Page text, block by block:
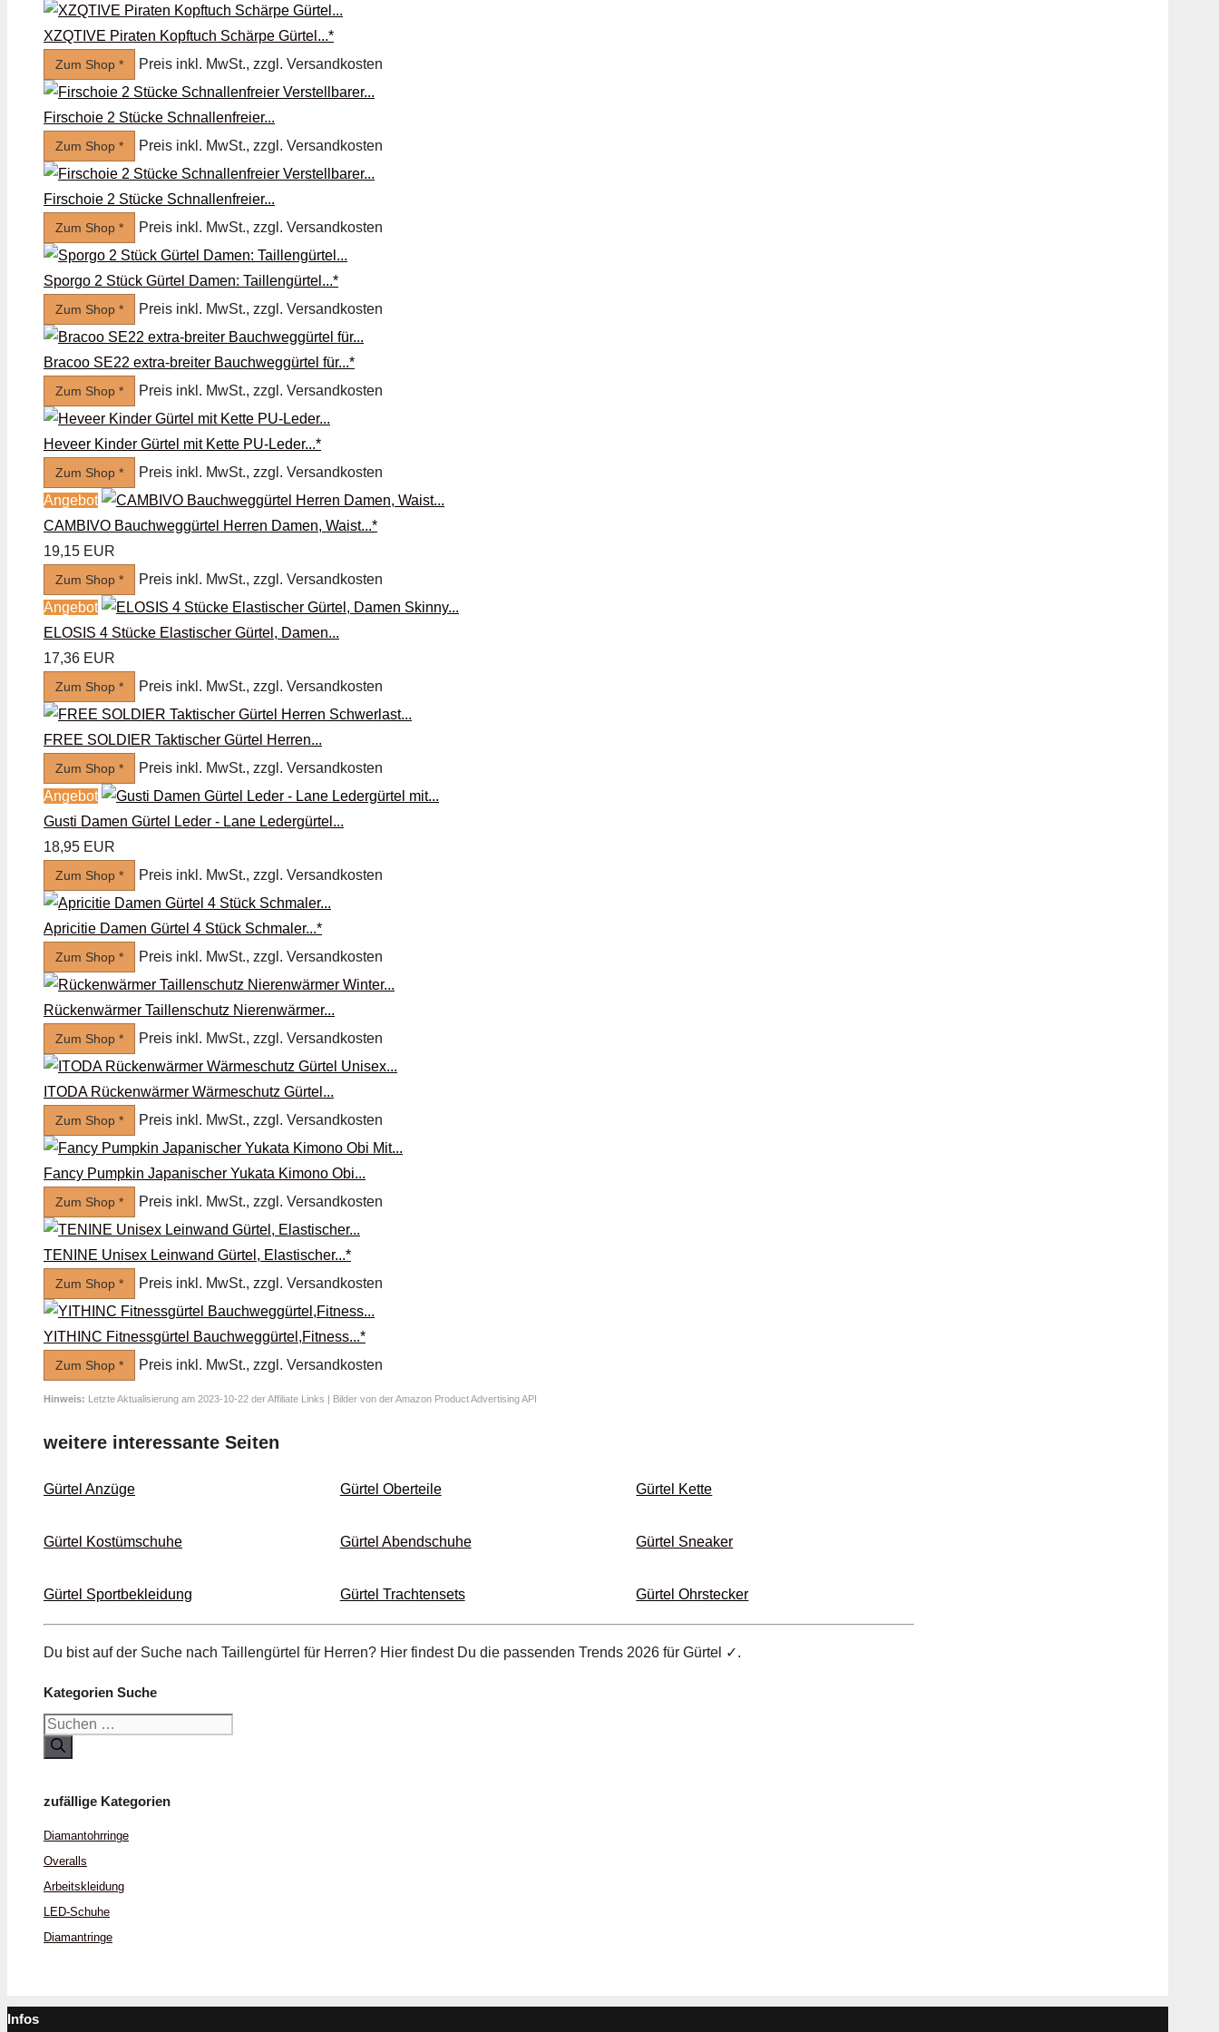
XZQTIVE Piraten Kopftuch Schärpe Gürtel...*
Zum Shop * Preis inkl. MwSt., zzgl. Versandkosten
Firschoie 2 Stücke Schnallenfreier...
Zum Shop * Preis inkl. MwSt., zzgl. Versandkosten
Firschoie 2 Stücke Schnallenfreier...
Zum Shop * Preis inkl. MwSt., zzgl. Versandkosten
Sporgo 2 Stück Gürtel Damen: Taillengürtel...*
Zum Shop * Preis inkl. MwSt., zzgl. Versandkosten
Bracoo SE22 extra-breiter Bauchweggürtel für...*
Zum Shop * Preis inkl. MwSt., zzgl. Versandkosten
Heveer Kinder Gürtel mit Kette PU-Leder...*
Zum Shop *
Preis inkl. MwSt., zzgl. Versandkosten
Angebot
CAMBIVO Bauchweggürtel Herren Damen, Waist...*
19,15 EUR
Zum Shop *
Preis inkl. MwSt., zzgl. Versandkosten
Angebot
ELOSIS 4 Stücke Elastischer Gürtel, Damen...
17,36 EUR
Zum Shop * Preis inkl. MwSt., zzgl. Versandkosten
FREE SOLDIER Taktischer Gürtel Herren...
Zum Shop *
Preis inkl. MwSt., zzgl. Versandkosten
Angebot
Gusti Damen Gürtel Leder - Lane Ledergürtel...
18,95 EUR
Zum Shop * Preis inkl. MwSt., zzgl. Versandkosten
Apricitie Damen Gürtel 4 Stück Schmaler...*
Zum Shop * Preis inkl. MwSt., zzgl. Versandkosten
Rückenwärmer Taillenschutz Nierenwärmer...
Zum Shop * Preis inkl. MwSt., zzgl. Versandkosten
ITODA Rückenwärmer Wärmeschutz Gürtel...
Zum Shop * Preis inkl. MwSt., zzgl. Versandkosten
Fancy Pumpkin Japanischer Yukata Kimono Obi...
Zum Shop * Preis inkl. MwSt., zzgl. Versandkosten
TENINE Unisex Leinwand Gürtel, Elastischer...*
Zum Shop * Preis inkl. MwSt., zzgl. Versandkosten
YITHINC Fitnessgürtel Bauchweggürtel,Fitness...*
Zum Shop * Preis inkl. MwSt., zzgl. Versandkosten
Hinweis: Letzte Aktualisierung am 2023-10-22 der Affiliate Links | Bilder von der Amazon Product Advertising API
weitere interessante Seiten
Gürtel Anzüge Gürtel Oberteile Gürtel Kette
Gürtel Kostüm­schuhe Gürtel Abend­schuhe Gürtel Sneaker
Gürtel Sport­bekleidung Gürtel Trachten­sets Gürtel Ohrstecker
Du bist auf der Suche nach Taillen­gürtel für Herren? Hier findest Du die passenden Trends 2026 für Gürtel ✓.
Kategorien Suche
Suchen
nach:
zufällige Kategorien
Diamant­ohrringe
Overalls
Arbeits­kleidung
LED-Schuhe
Diamant­ringe
Infos